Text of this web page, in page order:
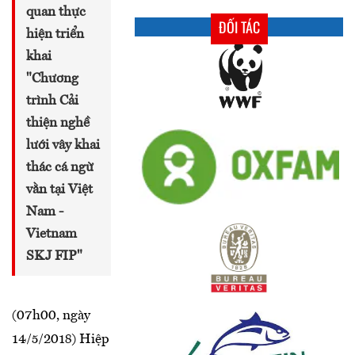
quan thực
hiện triển
khai
"Chương
trình Cải
thiện nghề
lưới vây khai
thác cá ngừ
vằn tại Việt
Nam -
Vietnam
SKJ FIP"
(07h00, ngày
14/5/2018) Hiệp
ĐỐI TÁC